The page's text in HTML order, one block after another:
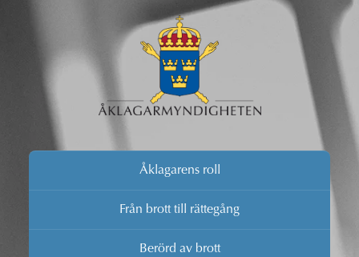
Åklagarens roll
Från brott till rättegång
Berörd av brott